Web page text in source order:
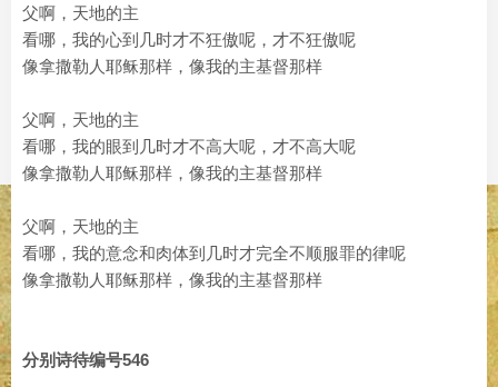
父啊，天地的主
看哪，我的心到几时才不狂傲呢，才不狂傲呢
像拿撒勒人耶稣那样，像我的主基督那样
父啊，天地的主
看哪，我的眼到几时才不高大呢，才不高大呢
像拿撒勒人耶稣那样，像我的主基督那样
父啊，天地的主
看哪，我的意念和肉体到几时才完全不顺服罪的律呢
像拿撒勒人耶稣那样，像我的主基督那样
分别诗待编号546